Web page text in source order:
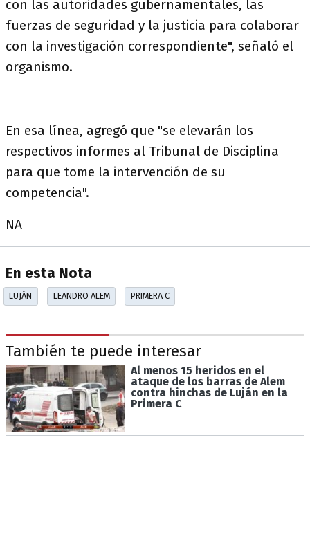
con las autoridades gubernamentales, las
fuerzas de seguridad y la justicia para colaborar
con la investigación correspondiente", señaló el
organismo.
En esa línea, agregó que "se elevarán los
respectivos informes al Tribunal de Disciplina
para que tome la intervención de su
competencia".
NA
En esta Nota
LUJÁN LEANDRO ALEM PRIMERA C
También te puede interesar
Al menos 15 heridos en el
ataque de los barras de Alem
contra hinchas de Luján en la
Primera C